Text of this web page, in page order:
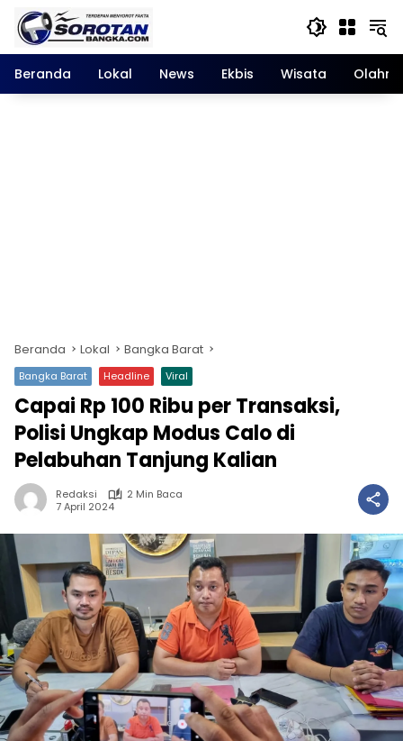
Langsung
konten
Beranda
Lokal News Ekbis Wisata
Beranda Lokal Bangka Barat
Bangka Barat Headline Viral
Capai Rp 100 Ribu per Transaksi,
Polisi Ungkap Modus Calo di
Pelabuhan Tanjung Kalian
Redaksi
2 Min Baca
7 April 2024